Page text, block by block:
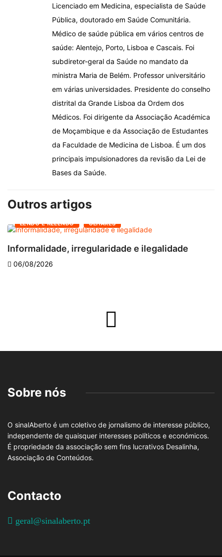
Licenciado em Medicina, especialista de Saúde
Pública, doutorado em Saúde Comunitária.
Médico de saúde pública em vários centros de
saúde: Alentejo, Porto, Lisboa e Cascais. Foi
subdiretor-geral da Saúde no mandato da
ministra Maria de Belém. Professor universitário
em várias universidades. Presidente do conselho
distrital da Grande Lisboa da Ordem dos
Médicos. Foi dirigente da Associação Académica
de Moçambique e da Associação de Estudantes
da Faculdade de Medicina de Lisboa. É um dos
principais impulsionadores da revisão da Lei de
Bases da Saúde.
Outros artigos
LENDO E RELENDO OLHARES
Informalidade, irregularidade e ilegalidade
06/08/2026
Sobre nós
O sinalAberto é um coletivo de jornalismo de interesse público,
independente de quaisquer interesses políticos e económicos.
É propriedade da associação sem fins lucrativos Desalinha,
Associação de Conteúdos.
Contacto
geral@sinalaberto.pt